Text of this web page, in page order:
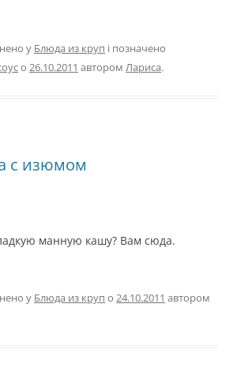
у Блюда из круп і позначено
о 26.10.2011 автором Лариса.
с изюмом
манную кашу? Вам сюда.
у Блюда из круп о 24.10.2011 автором